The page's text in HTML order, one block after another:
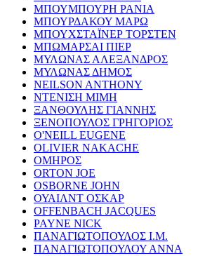
ΜΠΟΥΜΠΟΥΡΗ ΡΑΝΙΑ
ΜΠΟΥΡΔΑΚΟΥ ΜΑΡΩ
ΜΠΟΥΧΣΤΑΪΝΕΡ ΤΟΡΣΤΕΝ
ΜΠΩΜΑΡΣΑΙ ΠΙΕΡ
ΜΥΛΩΝΑΣ ΑΛΕΞΑΝΔΡΟΣ
ΜΥΛΩΝΑΣ ΔΗΜΟΣ
NEILSON ANTHONY
ΝΤΕΝΙΣΗ ΜΙΜΗ
ΞΑΝΘΟΥΛΗΣ ΓΙΑΝΝΗΣ
ΞΕΝΟΠΟΥΛΟΣ ΓΡΗΓΟΡΙΟΣ
O'NEILL EUGENE
OLIVIER NAKACHE
ΟΜΗΡΟΣ
ORTON JOE
OSBORNE JOHN
ΟΥΑΙΛΝΤ ΟΣΚΑΡ
OFFENBACH JACQUES
PAYNE NICK
ΠΑΝΑΓΙΩΤΟΠΟΥΛΟΣ Ι.Μ.
ΠΑΝΑΓΙΩΤΟΠΟΥΛΟΥ ΑΝΝΑ